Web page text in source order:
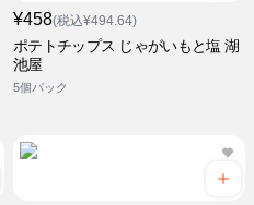
¥458(税込¥494.64)
ポテトチップス じゃがいもと塩 湖
池屋
5個パック